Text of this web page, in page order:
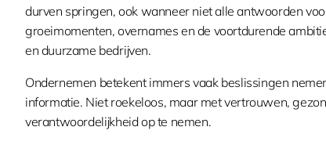
durven springen, ook wanneer niet alle antwoorden
groeimomenten, overnames en de voortdurende
en duurzame bedrijven.
Ondernemen betekent immers vaak beslissingen
informatie. Niet roekeloos, maar met vertrouwen,
verantwoordelijkheid op te nemen.